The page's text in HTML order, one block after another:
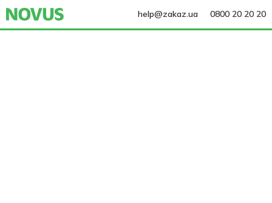
help@zakaz.ua 0800 20 20 20